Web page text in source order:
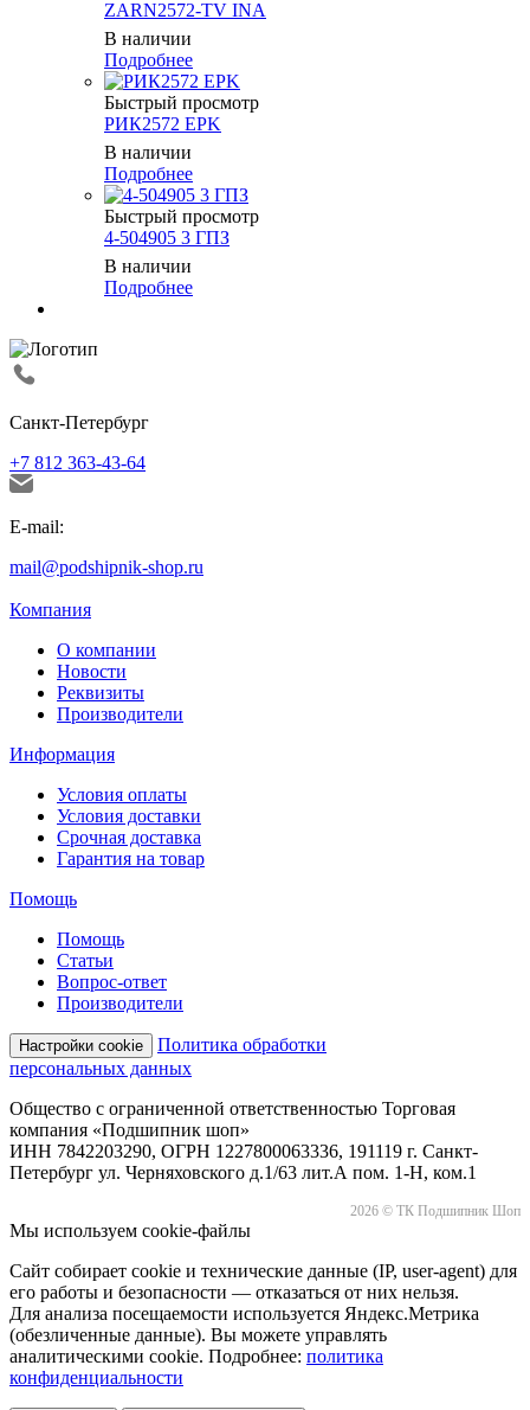
ZARN2572-TV INA
В наличии
Подробнее
Быстрый просмотр
РИК2572 EPK
В наличии
Подробнее
Быстрый просмотр
4-504905 3 ГПЗ
В наличии
Подробнее
Санкт-Петербург
+7 812 363-43-64
E-mail:
mail@podshipnik-shop.ru
Компания
О компании
Новости
Реквизиты
Производители
Информация
Условия оплаты
Условия доставки
Срочная доставка
Гарантия на товар
Помощь
Помощь
Статьи
Вопрос-ответ
Производители
Настройки cookie
Политика обработки
персональных данных
Общество с ограниченной ответственностью Торговая
компания «Подшипник шоп»
ИНН 7842203290, ОГРН 1227800063336, 191119 г. Санкт-
Петербург ул. Черняховского д.1/63 лит.А пом. 1-Н, ком.1
2026 © ТК Подшипник Шоп
Мы используем cookie-файлы
Сайт собирает cookie и технические данные (IP, user-agent) для
его работы и безопасности — отказаться от них нельзя.
Для анализа посещаемости используется Яндекс.Метрика
(обезличенные данные). Вы можете управлять
аналитическими cookie. Подробнее: политика
конфиденциальности